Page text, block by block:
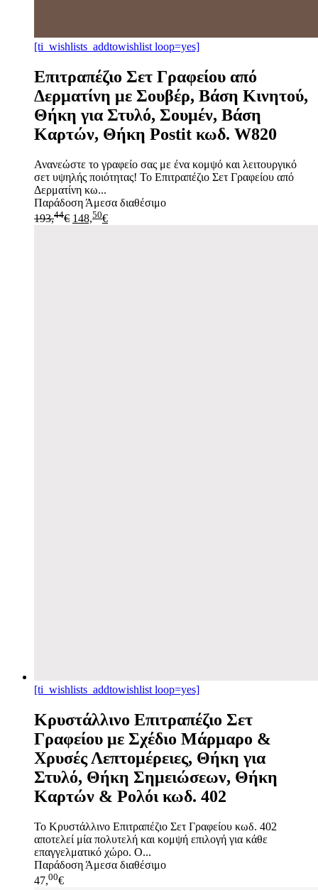
[ti_wishlists_addtowishlist loop=yes]
Επιτραπέζιο Σετ Γραφείου από
Δερματίνη με Σουβέρ, Βάση Κινητού,
Θήκη για Στυλό, Σουμέν, Βάση
Καρτών, Θήκη Postit κωδ. W820
Ανανεώστε το γραφείο σας με ένα κομψό και λειτουργικό
σετ υψηλής ποιότητας! Το Επιτραπέζιο Σετ Γραφείου από
Δερματίνη κω...
Παράδοση Άμεσα διαθέσιμο
193,44€ 148,50€
[ti_wishlists_addtowishlist loop=yes]
Κρυστάλλινο Επιτραπέζιο Σετ
Γραφείου με Σχέδιο Μάρμαρο &
Χρυσές Λεπτομέρειες, Θήκη για
Στυλό, Θήκη Σημειώσεων, Θήκη
Καρτών & Ρολόι κωδ. 402
Το Κρυστάλλινο Επιτραπέζιο Σετ Γραφείου κωδ. 402
αποτελεί μία πολυτελή και κομψή επιλογή για κάθε
επαγγελματικό χώρο. Ο...
Παράδοση Άμεσα διαθέσιμο
47,00€